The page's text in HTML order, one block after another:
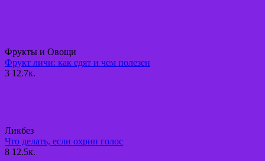
Фрукты и Овощи
Фрукт личи: как едят и чем полезен
3 12.7к.
Ликбез
Что делать, если охрип голос
8 12.5к.